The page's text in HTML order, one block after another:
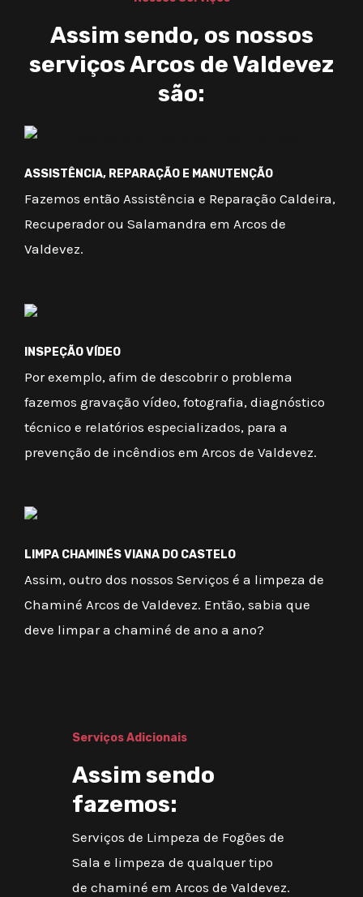
Assim sendo, os nossos
serviços Arcos de Valdevez
são:
ASSISTÊNCIA, REPARAÇÃO E MANUTENÇÃO
Fazemos então Assistência e Reparação Caldeira,
Recuperador ou Salamandra em Arcos de
Valdevez.
INSPEÇÃO VÍDEO
Por exemplo, afim de descobrir o problema
fazemos gravação vídeo, fotografia, diagnóstico
técnico e relatórios especializados, para a
prevenção de incêndios em Arcos de Valdevez.
LIMPA CHAMINÉS VIANA DO CASTELO
Assim, outro dos nossos Serviços é a limpeza de
Chaminé Arcos de Valdevez. Então, sabia que
deve limpar a chaminé de ano a ano?
Serviços Adicionais
Assim sendo
fazemos:
Serviços de Limpeza de Fogões de
Sala e limpeza de qualquer tipo
de chaminé em Arcos de Valdevez.